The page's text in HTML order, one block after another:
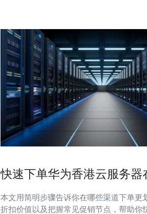
快速下单华为香港云服务器
本文用简明步骤告诉你在哪些渠道下单更
折扣价值以及把握常见促销节点，帮助你